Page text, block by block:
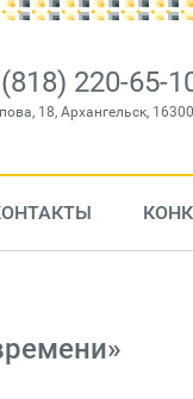
220-65-
18, Архангельск,